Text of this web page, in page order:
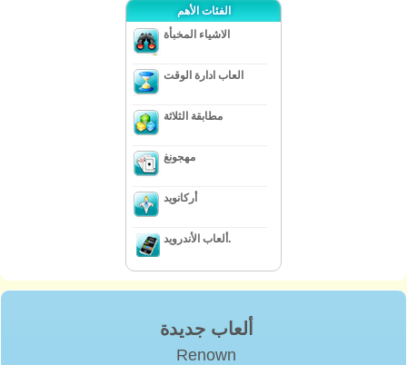
الفئات الأهم
الاشياء المخبأة
العاب ادارة الوقت
مطابقة الثلاثة
مهجونغ
أركانويد
ألعاب الأندرويد.
ألعاب جديدة
Renown